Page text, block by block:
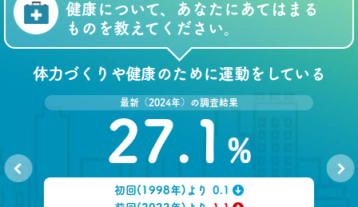
子ども思いの「40代おじさん」に送る
“ドミニカ流”子育て法
–日経クロストレンド 連載㉑–
生活総研 上席研究員/コピーライター
前沢 裕文
犬派と猫派を49項目で徹底分析！
性格、価値観、消費行動に大差
–日経クロストレンド 連載⑳–
健康について、あなたにあてはまる
ものを教えてください。
体力づくりや健康のために運動をしている
最新（2024年）の調査結果
27.1 %
初回(1998年)より
0.1